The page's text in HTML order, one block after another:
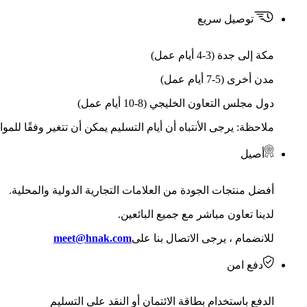
توصيل سريع
مكة إلى جدة (3-4 أيام عمل)
مدن أخرى (5-7 أيام عمل)
دول مجلس التعاون الخليجي (8-10 أيام عمل)
ملاحظة: يرجى الأنتباه أن أيام التسليم يمكن أن تتغير وفقًا
أصيل
أفضل منتجات الجودة من العلامات التجارية الدولية والمحلية.
لدينا تعاون مباشر مع جميع البائعين.
للانضمام ، يرجى الاتصال بنا علىmeet@hnak.com
دفع امن
الدفع باستخدام بطاقة الائتمان أو النقد على التسليم